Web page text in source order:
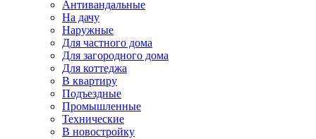
Антивандальные
На дачу
Наружные
Для частного дома
Для загородного дома
Для коттеджа
В квартиру
Подъездные
Промышленные
Технические
В новостройку